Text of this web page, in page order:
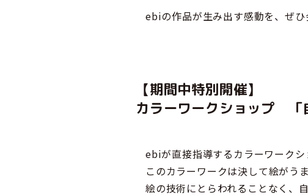
ebiの作品が生み出す感動を、ぜひ
【期間中特別開催】
カラーワークショップ
ebiが直接指導するカラーワークシ
このカラーワークは決して絵がう
絵の技術にとらわれることなく、